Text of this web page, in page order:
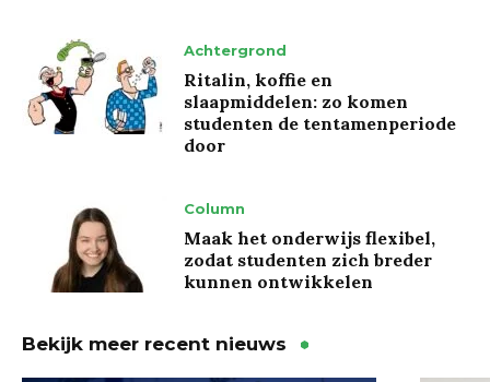
Achtergrond
Ritalin, koffie en
slaapmiddelen: zo komen
studenten de tentamenperiode
door
Column
Maak het onderwijs flexibel,
zodat studenten zich breder
kunnen ontwikkelen
Bekijk meer recent nieuws